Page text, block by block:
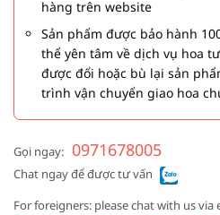
hàng trên website
Sản phẩm được bảo hành
thể yên tâm về dịch vụ hoa
được đổi hoặc bù lại sản
trình vận chuyển giao hoa
Gọi ngay: 0971678005
Chat ngay để được tư vấn
For foreigners: please chat with us via